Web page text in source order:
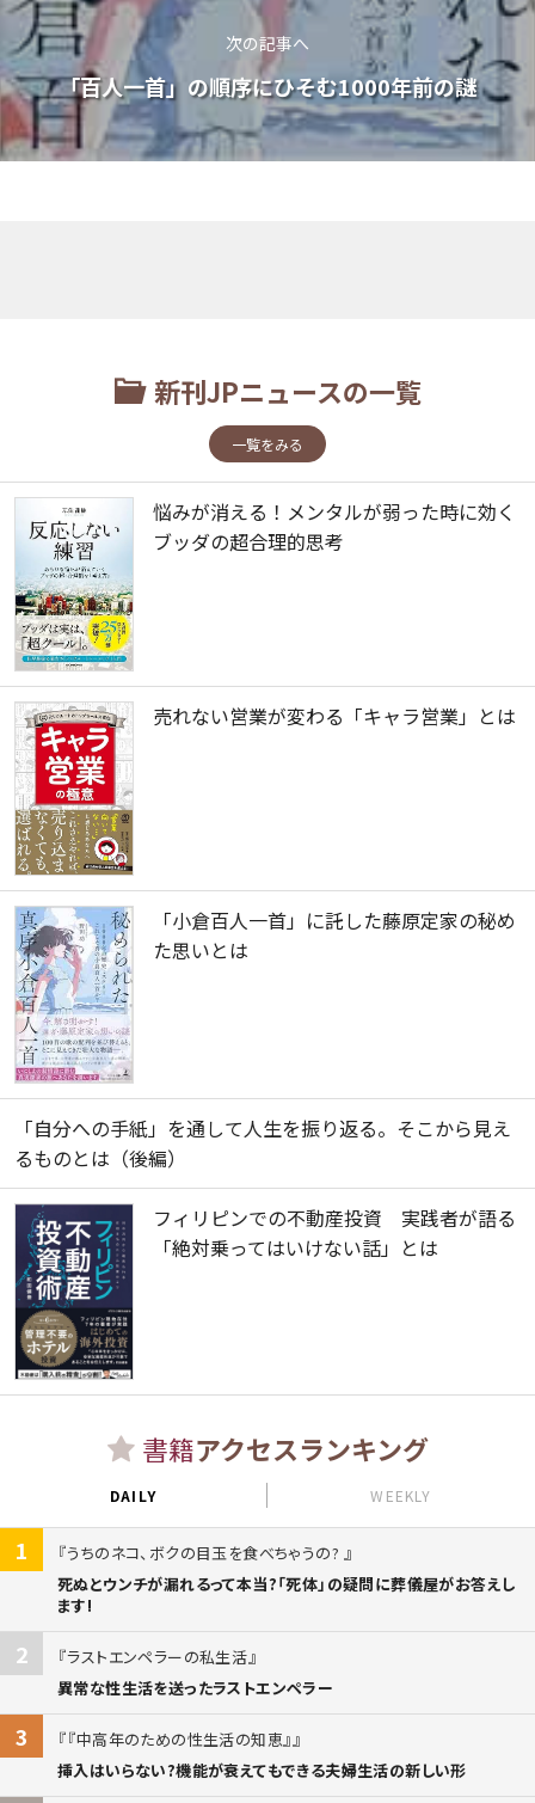
次の記事へ
「百人一首」の順序にひそむ1000年前の謎
新刊JPニュースの一覧
一覧をみる
悩みが消える！メンタルが弱った時に効く
ブッダの超合理的思考
売れない営業が変わる「キャラ営業」とは
「小倉百人一首」に託した藤原定家の秘め
た思いとは
「自分への手紙」を通して人生を振り返る。そこから見え
るものとは（後編）
フィリピンでの不動産投資 実践者が語る
「絶対乗ってはいけない話」とは
書籍アクセスランキング
DAILY WEEKLY
1
うちのネコ、ボクの目玉を食べちゃうの?
死ぬとウンチが漏れるって本当?「死体」の疑問に葬儀屋がお答えし
ます!
2
ラストエンペラーの私生活
異常な性生活を送ったラストエンペラー
3
『中高年のための性生活の知恵』
挿入はいらない?機能が衰えてもできる夫婦生活の新しい形